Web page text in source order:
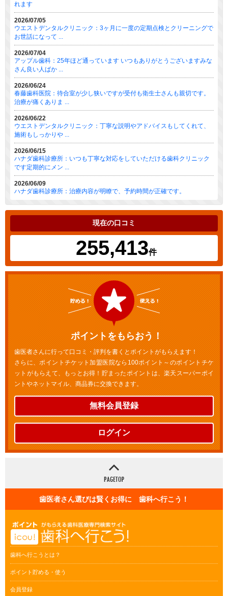
れます
2026/07/05
ウエストデンタルクリニック：3ヶ月に一度の定期点検とクリーニングで
お世話になって ...
2026/07/04
アップル歯科：25年ほど通っています いつもありがとうございますみな
さん良い人ばか ...
2026/06/24
春藤歯科医院：待合室が少し狭いですが受付も衛生士さんも親切です。
治療が痛くありま ...
2026/06/22
ウエストデンタルクリニック：丁寧な説明やアドバイスもしてくれて、
施術もしっかりや ...
2026/06/15
ハナダ歯科診療所：いつも丁寧な対応をしていただける歯科クリニック
です定期的にメン ...
2026/06/09
ハナダ歯科診療所：治療内容が明瞭で、予約時間が正確です。
現在の口コミ
255,413件
ポイントをもらおう！
歯医者さんに行って口コミ・評判を書くとポイントがもらえます！
さらに、ポイントチケット加盟医院なら100ポイント～のポイントチケ
ットがもらえて、もっとお得！貯まったポイントは、楽天スーパーポイ
ントやネットマイル、商品券に交換できます。
無料会員登録
ログイン
歯医者さん選びは賢くお得に 歯科へ行こう！
歯科へ行こうとは？
ポイント貯める・使う
会員登録